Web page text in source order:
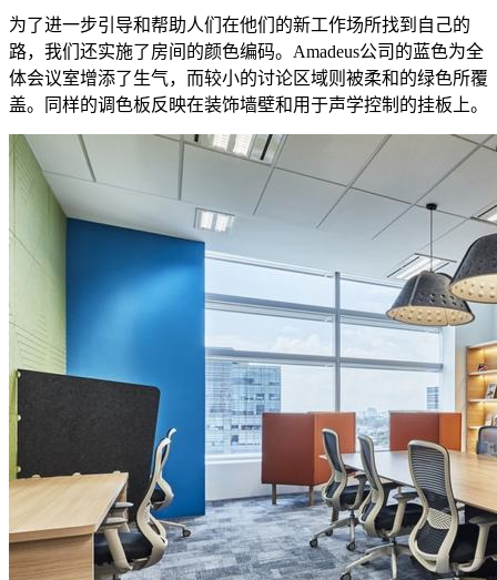
为了进一步引导和帮助人们在他们的新工作场所找到自己的
路，我们还实施了房间的颜色编码。Amadeus公司的蓝色为全
体会议室增添了生气，而较小的讨论区域则被柔和的绿色所覆
盖。同样的调色板反映在装饰墙壁和用于声学控制的挂板上。